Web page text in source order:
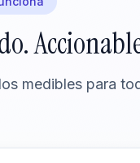
medibles para